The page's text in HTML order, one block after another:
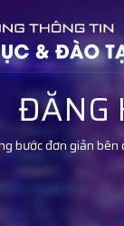
ĐĂNG
bước đơn giản